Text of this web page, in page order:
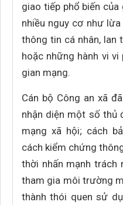
giao tiếp phổ biến
nhiều nguy cơ như
thông tin cá nhân, lan
hoặc những hành vi
gian mạng.
Cán bộ Công an xã
nhận diện một số thủ
mạng xã hội; cách
cách kiểm chứng
thời nhấn mạnh trách
tham gia môi trường
thành thói quen sử